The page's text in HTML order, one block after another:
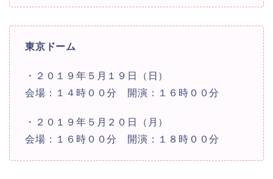
東京ドーム
・２０１９年５月１９日（日）
会場：１４時００分 開演：１６時００分
・２０１９年５月２０日（月）
会場：１６時００分 開演：１８時００分